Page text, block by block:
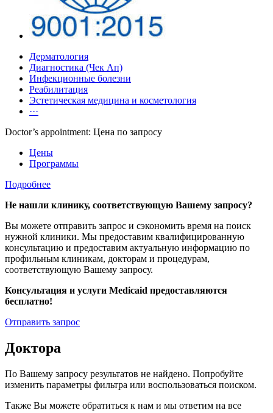
Дерматология
Диагностика (Чек Ап)
Инфекционные болезни
Реабилитация
Эстетическая медицина и косметология
···
Doctor’s appointment: Цена по запросу
Цены
Программы
Подробнее
Не нашли клинику, соответствующую Вашему запросу?
Вы можете отправить запрос и сэкономить время на поиск
нужной клиники. Мы предоставим квалифицированную
консультацию и предоставим актуальную информацию по
профильным клиникам, докторам и процедурам,
соответствующую Вашему запросу.
Консультация и услуги Medicaid предоставляются
бесплатно!
Отправить запрос
Доктора
По Вашему запросу результатов не найдено. Попробуйте
изменить параметры фильтра или воспользоваться поиском.
Также Вы можете обратиться к нам и мы ответим на все